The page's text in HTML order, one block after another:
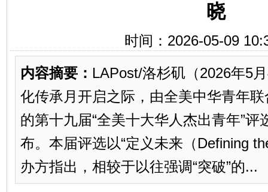
晓
时间：2026-05-09
内容摘要： LAPost/洛杉矶（2026年5
化传承月开启之际，由全美中华青年
的第十九届“全美十大华人杰出青年”
布。本届评选以“定义未来（Defining
办方指出，相较于以往强调“突破”的...